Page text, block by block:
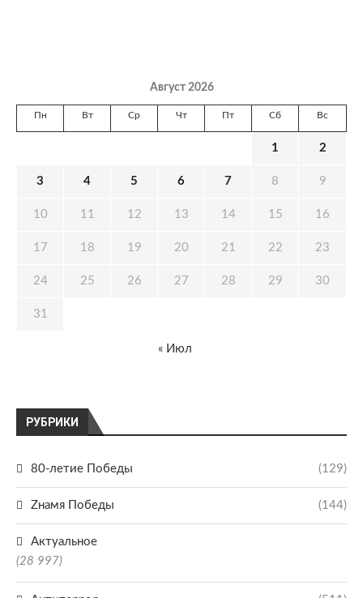
РУБРИКИ
80-летие Победы (129)
Zнамя Победы (144)
Актуальное
(28 997)
Август 2026
Пн Вт Ср Чт Пт Сб Вс
1 2
3 4 5 6 7 8 9
10 11 12 13 14 15 16
17 18 19 20 21 22 23
24 25 26 27 28 29 30
31
« Июл